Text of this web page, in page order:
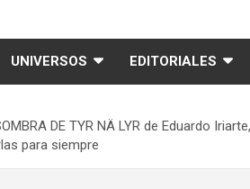
UNIVERSOS EDITORIALES
DE TYR NÄ LYR de Eduardo
para siempre